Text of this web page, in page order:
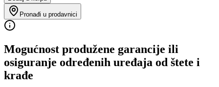
Pronađi u prodavnici
Mogućnost produžene garancije ili
osiguranje određenih uređaja od štete i
krađe